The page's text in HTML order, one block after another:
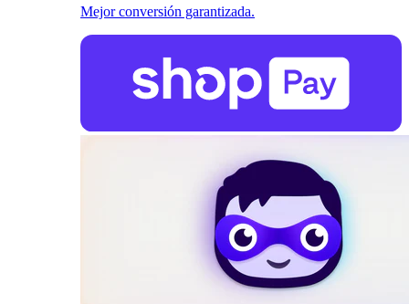
Mejor conversión garantizada.